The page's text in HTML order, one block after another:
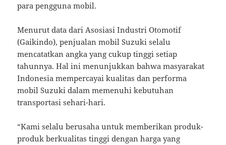
para pengguna mobil.
Menurut data dari Asosiasi Industri Otomotif
(Gaikindo), penjualan mobil Suzuki selalu
mencatatkan angka yang cukup tinggi setiap
tahunnya. Hal ini menunjukkan bahwa masyarakat
Indonesia mempercayai kualitas dan performa
mobil Suzuki dalam memenuhi kebutuhan
transportasi sehari-hari.
“Kami selalu berusaha untuk memberikan produk-
produk berkualitas tinggi dengan harga yang